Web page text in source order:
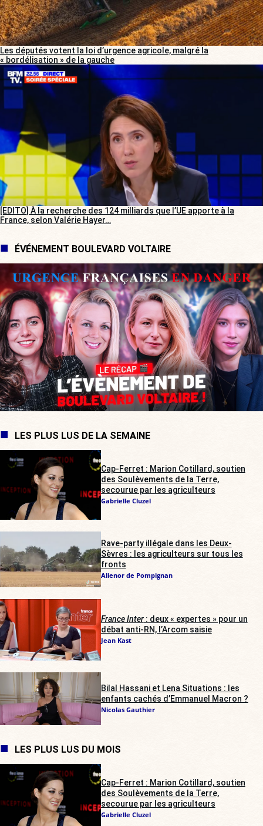
Les députés votent la loi d’urgence agricole, malgré la
« bordélisation » de la gauche
[EDITO] À la recherche des 124 milliards que l’UE apporte à la
France, selon Valérie Hayer…
ÉVÉNEMENT BOULEVARD VOLTAIRE
LES PLUS LUS DE LA SEMAINE
Cap-Ferret : Marion Cotillard, soutien
des Soulèvements de la Terre,
secourue par les agriculteurs
Gabrielle Cluzel
Rave-party illégale dans les Deux-
Sèvres : les agriculteurs sur tous les
fronts
Alienor de Pompignan
France Inter: deux « expertes » pour un
débat anti-RN, l’Arcom saisie
Jean Kast
Bilal Hassani et Lena Situations : les
enfants cachés d’Emmanuel Macron ?
Nicolas Gauthier
LES PLUS LUS DU MOIS
Cap-Ferret : Marion Cotillard, soutien
des Soulèvements de la Terre,
secourue par les agriculteurs
Gabrielle Cluzel